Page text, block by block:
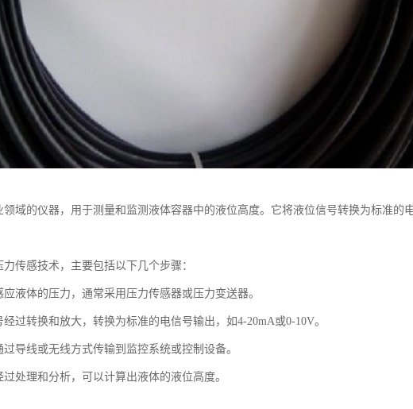
域的仪器，用于测量和监测液体容器中的液位高度。它将液位信号转换为标准的
传感技术，主要包括以下几个步骤：
液体的压力，通常采用压力传感器或压力变送器。
过转换和放大，转换为标准的电信号输出，如4-20mA或0-10V。
导线或无线方式传输到监控系统或控制设备。
处理和分析，可以计算出液体的液位高度。